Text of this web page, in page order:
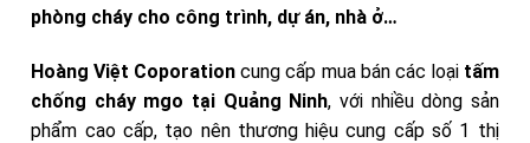
phòng cháy cho công trình, dự án, nhà ở…
Hoàng Việt Coporation cung cấp mua bán các loại tấm
chống cháy mgo tại Quảng Ninh, với nhiều dòng sản
phẩm cao cấp, tạo nên thương hiệu cung cấp số 1 thị